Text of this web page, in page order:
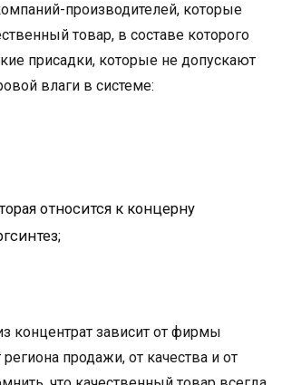
производителей, которые
товар, в составе которого
присадки, которые не допускают
влаги в системе:
относится к концерну
концентрат зависит от фирмы
региона продажи, от качества и от